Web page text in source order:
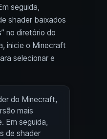
seguida,
shader baixados
no diretório do
inicie o Minecraft
selecionar e
do Minecraft,
mais
Em seguida,
de shader